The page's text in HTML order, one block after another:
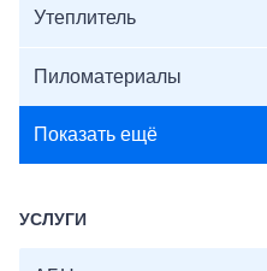
Утеплитель
Пиломатериалы
Показать ещё
УСЛУГИ